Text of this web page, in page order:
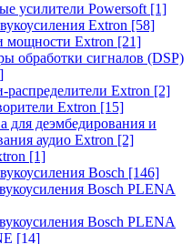
усилители Powersoft [1]
Extron [58]
мощности Extron [21]
обработки сигналов (DSP)
распределители Extron [2]
Extron [15]
для деэмбедирования и
аудио Extron [2]
[1]
Bosch [146]
Bosch PLENA
Bosch PLENA
[14]